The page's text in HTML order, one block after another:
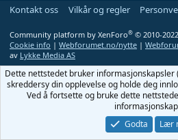
Kontakt oss Vilkår og regler
Community platform by XenForo® © 2010-
Cookie info | Webforumet.no/nytte |
av Lykke Media AS
Dette nettstedet bruker informasjonskapsler
skreddersy din opplevelse og holde deg
Ved å fortsette og bruke dette
Godta
Lær